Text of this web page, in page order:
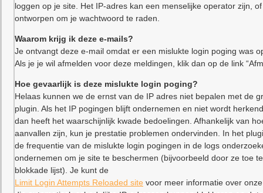
loggen op je site. Het IP-adres kan een menselijke operator zijn,
ontworpen om je wachtwoord te raden.
Waarom krijg ik deze e-mails?
Je ontvangt deze e-mail omdat er een mislukte login poging was
Als je je wil afmelden voor deze meldingen, klik dan op de link
Hoe gevaarlijk is deze mislukte login poging?
Helaas kunnen we de ernst van de IP adres niet bepalen met de
plugin. Als het IP pogingen blijft ondernemen en niet wordt
dan heeft het waarschijnlijk kwade bedoelingen. Afhankelijk van
aanvallen zijn, kun je prestatie problemen ondervinden. In het
de frequentie van de mislukte login pogingen in de logs
ondernemen om je site te beschermen (bijvoorbeeld door ze toe
blokkade lijst). Je kunt de
Limit Login Attempts Reloaded site voor meer informatie over